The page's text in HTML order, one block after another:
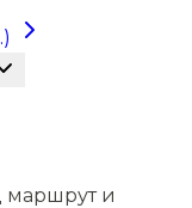
маршрут и